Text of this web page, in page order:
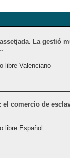
La gestió
libre Valenciano
comercio de
libre Español